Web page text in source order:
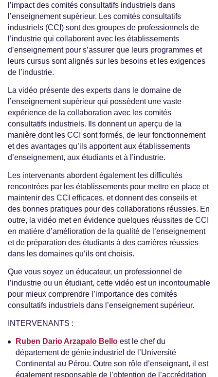
l’impact des comités consultatifs industriels dans
l’enseignement supérieur. Les comités consultatifs
industriels (CCI) sont des groupes de professionnels de
l’industrie qui collaborent avec les établissements
d’enseignement pour s’assurer que leurs programmes et
leurs cursus sont alignés sur les besoins et les exigences
de l’industrie.
La vidéo présente des experts dans le domaine de
l’enseignement supérieur qui possèdent une vaste
expérience de la collaboration avec les comités
consultatifs industriels. Ils donnent un aperçu de la
manière dont les CCI sont formés, de leur fonctionnement
et des avantages qu’ils apportent aux établissements
d’enseignement, aux étudiants et à l’industrie.
Les intervenants abordent également les difficultés
rencontrées par les établissements pour mettre en place et
maintenir des CCI efficaces, et donnent des conseils et
des bonnes pratiques pour des collaborations réussies. En
outre, la vidéo met en évidence quelques réussites de CCI
en matière d’amélioration de la qualité de l’enseignement
et de préparation des étudiants à des carrières réussies
dans les domaines qu’ils ont choisis.
Que vous soyez un éducateur, un professionnel de
l’industrie ou un étudiant, cette vidéo est un incontournable
pour mieux comprendre l’importance des comités
consultatifs industriels dans l’enseignement supérieur.
INTERVENANTS :
Ruben Dario Arzapalo Belloest le chef du
département de génie industriel de l’Université
Continental au Pérou. Outre son rôle d’enseignant, il est
également responsable de l’obtention de l’accréditation